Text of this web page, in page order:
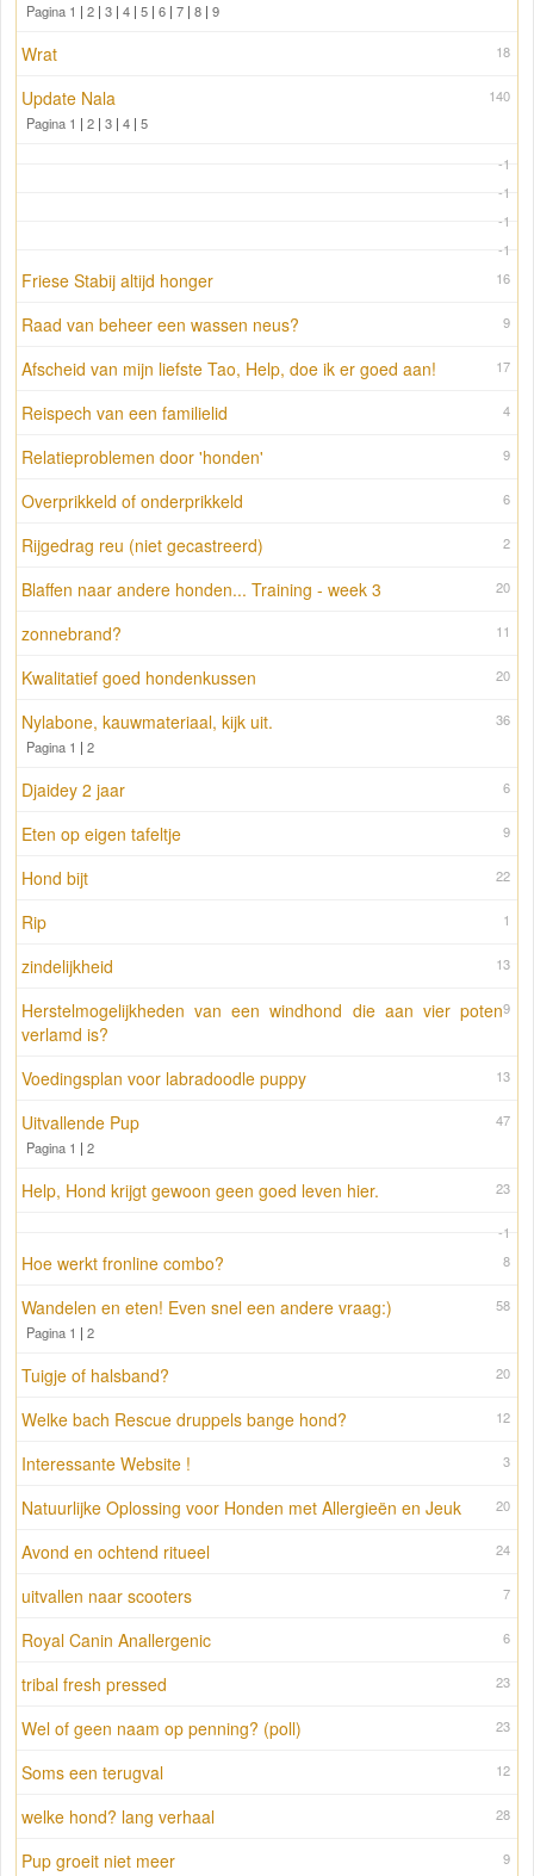
Pagina 1 | 2 | 3 | 4 | 5 | 6 | 7 | 8 | 9
18
Wrat
140
Update Nala
Pagina 1 | 2 | 3 | 4 | 5
-1
-1
-1
-1
16
Friese Stabij altijd honger
9
Raad van beheer een wassen neus?
17
Afscheid van mijn liefste Tao, Help, doe ik er goed aan!
4
Reispech van een familielid
9
Relatieproblemen door 'honden'
6
Overprikkeld of onderprikkeld
2
Rijgedrag reu (niet gecastreerd)
20
Blaffen naar andere honden... Training - week 3
11
zonnebrand?
20
Kwalitatief goed hondenkussen
36
Nylabone, kauwmateriaal, kijk uit.
Pagina 1 | 2
6
Djaidey 2 jaar
9
Eten op eigen tafeltje
22
Hond bijt
1
Rip
13
zindelijkheid
9
Herstelmogelijkheden van een windhond die aan vier poten
verlamd is?
13
Voedingsplan voor labradoodle puppy
47
Uitvallende Pup
Pagina 1 | 2
23
Help, Hond krijgt gewoon geen goed leven hier.
-1
8
Hoe werkt fronline combo?
58
Wandelen en eten! Even snel een andere vraag:)
Pagina 1 | 2
20
Tuigje of halsband?
12
Welke bach Rescue druppels bange hond?
3
Interessante Website !
20
Natuurlijke Oplossing voor Honden met Allergieën en Jeuk
24
Avond en ochtend ritueel
7
uitvallen naar scooters
6
Royal Canin Anallergenic
23
tribal fresh pressed
23
Wel of geen naam op penning? (poll)
12
Soms een terugval
28
welke hond? lang verhaal
9
Pup groeit niet meer